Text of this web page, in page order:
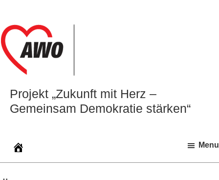
springen
springen
springen
Projekt „Zukunft mit Herz –
Gemeinsam Demokratie stärken“
Menu